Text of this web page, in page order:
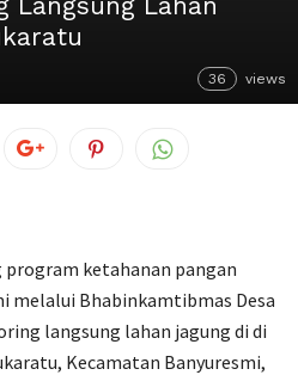
36 views
program ketahanan pangan
melalui Bhabinkamtibmas Desa
langsung lahan jagung di di
Kecamatan Banyuresmi,